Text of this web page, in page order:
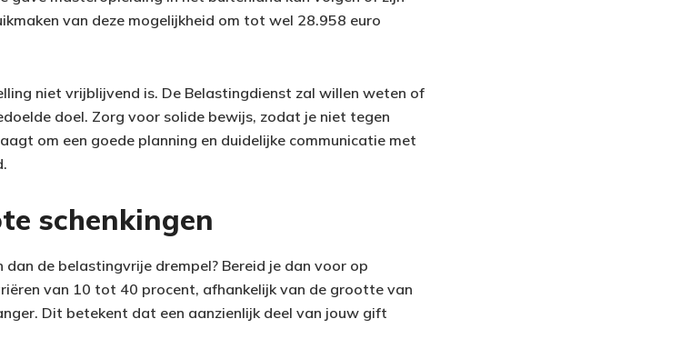
van deze mogelijkheid om tot wel 28.958 euro
niet vrijblijvend is. De Belastingdienst zal willen weten of
doel. Zorg voor solide bewijs, zodat je niet tegen
om een goede planning en duidelijke communicatie met
schenkingen
dan de belastingvrije drempel? Bereid je dan voor op
van 10 tot 40 procent, afhankelijk van de grootte van
Dit betekent dat een aanzienlijk deel van jouw gift